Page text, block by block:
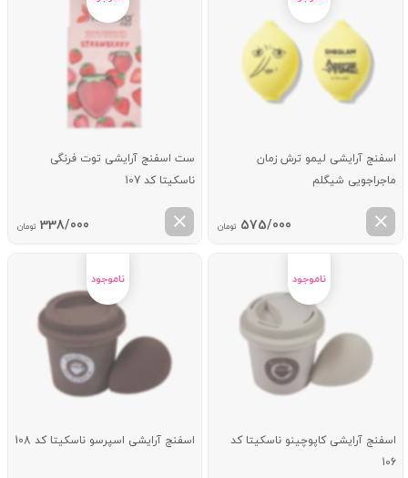
اسفنج آرایشی لیمو ترش زمان
ماجراجویی شیگلم
575/000 تومان
ست اسفنج آرایشی توت فرنگی
ناسکیتا کد 107
338/000 تومان
اسفنج آرایشی کاپوچینو ناسکیتا کد
106
اسفنج آرایشی اسپرسو ناسکیتا کد 108